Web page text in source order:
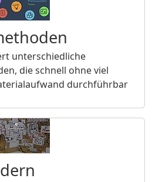
unterschiedliche
die schnell ohne viel
durchführbar